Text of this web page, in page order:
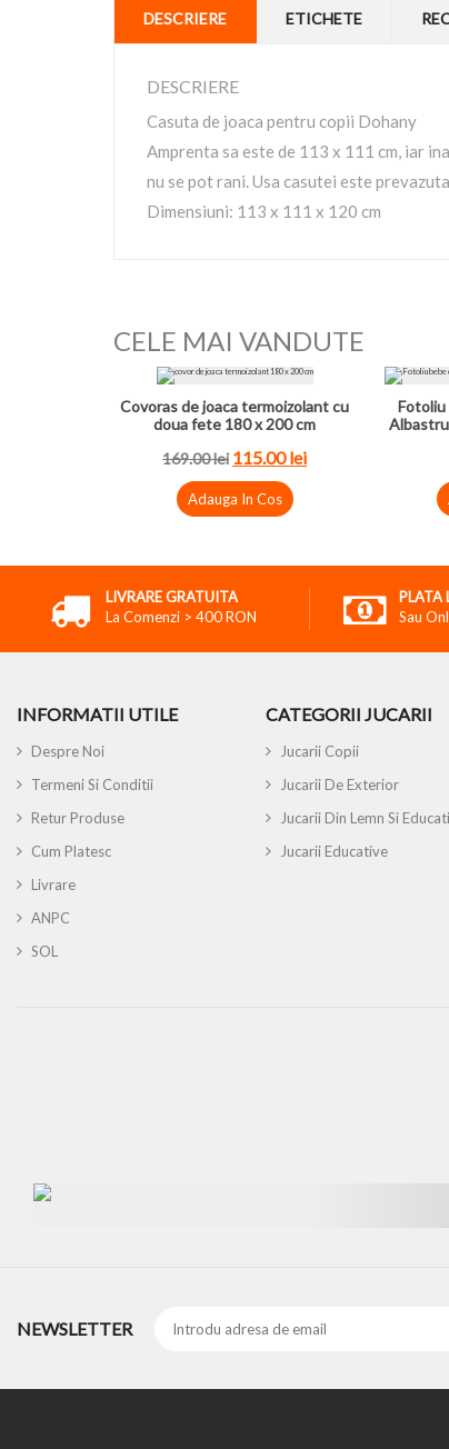
DESCRIERE ETICHETE
DESCRIERE
Casuta de joaca pentru copii Dohany
Amprenta sa este de 113 x 111 cm, iar
nu se pot rani. Usa casutei este
Dimensiuni: 113 x 111 x 120 cm
CELE MAI VANDUTE
Covoras de joaca termoizolant cu
doua fete 180 x 200 cm
169.00lei 115.00lei
Adauga In Cos
Fotoliu
LIVRARE GRATUITA
La Comenzi > 400 RON
PLATA
Sau
INFORMATII UTILE
Despre Noi
Termeni Si Conditii
Retur Produse
Cum Platesc
Livrare
ANPC
SOL
CATEGORII JUCARII
Jucarii Copii
Jucarii De Exterior
Jucarii Din Lemn Si
Jucarii Educative
NEWSLETTER